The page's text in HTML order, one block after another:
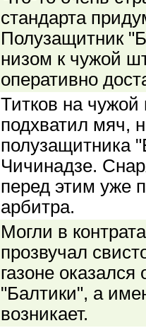
стандарта
Полузащитник
низом к чужой
оперативно
Титков на чужой
подхватил мяч,
полузащитника
Чичинадзе.
перед этим уже
арбитра.
Могли в
прозвучал
газоне
"Балтики", а
возникает.